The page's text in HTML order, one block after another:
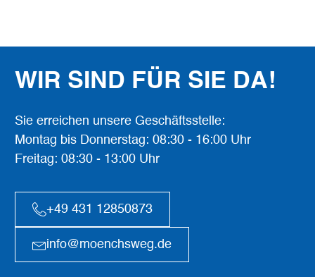
WIR SIND FÜR SIE DA!
Sie erreichen unsere Geschäftsstelle:
Montag bis Donnerstag: 08:30 - 16:00 Uhr
Freitag: 08:30 - 13:00 Uhr
+49 431 12850873
info@moenchsweg.de